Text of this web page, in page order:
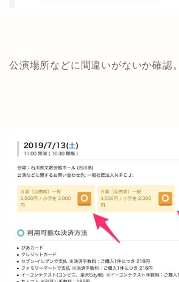
公演場所などに間違いがないか確認。